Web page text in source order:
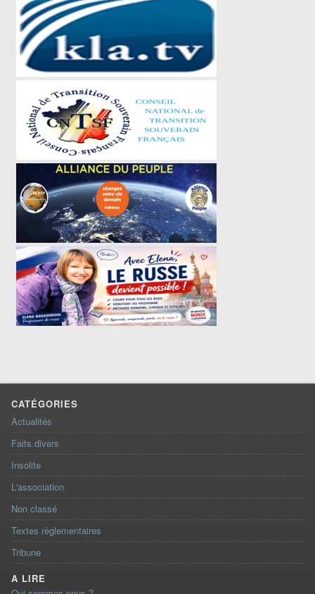
CATÉGORIES
Actualités
Faits divers
Insolite
L'association
Non classé
Textes règlementaires
Tribune
A LIRE